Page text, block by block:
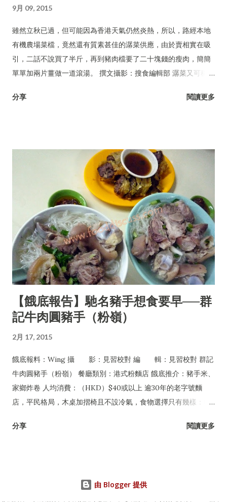
9月 09, 2015
雖然立秋已過，但可能因為香港天氣仍然炎熱，所以，路經本地
有機農場菜檔，竟然還有質素甚佳的潺菜供應，由於賣相實在吸
引，二話不說買了半斤，再到豬肉檔要了二十塊錢的瘦肉，簡簡
單單加兩片薑做一道滾湯。 撰文攝影：搜食編輯部 潺菜又可稱木
分享 閱讀更多
【餓底報告】馳名豬手想食要早──群
記牛肉圓豬手（粉嶺）
2月 17, 2015
餓底報料：Wing 攝 影：見習校對 編 輯：見習校對 群記
牛肉圓豬手（粉嶺） 餐廳類別：港式粉麵店 餓底推介：豬手米、
家鄉炸卷 人均消費：（HKD）$40或以上 逾30年的老字號麵
店，平民格局，木桌加摺椅且不設冷氣，食物選擇只有幾樣：豬
家鄉炸卷。但無論一年四季皆經常爆場，甚至吸引許多名人紅星
分享 閱讀更多
由 Blogger 提供